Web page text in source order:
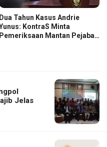
Dua Tahun Kasus Andrie
KontraS Minta
Pemeriksaan Mantan Pejabat
Jelas